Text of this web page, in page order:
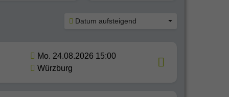
Datum aufsteigend
Mo. 24.08.2026 15:00
Würzburg